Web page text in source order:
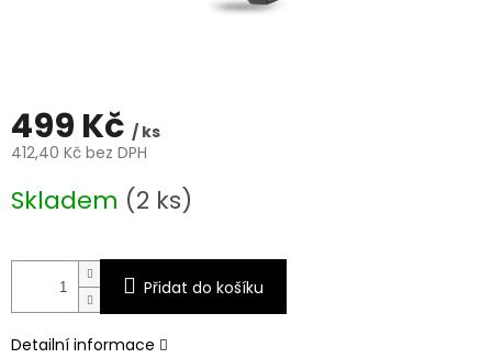
499 Kč / ks
412,40 Kč bez DPH
cena:
Skladem (2 ks)
Přidat do košíku
Detailní informace